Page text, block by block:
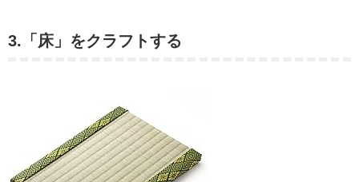
3.「床」をクラフトする